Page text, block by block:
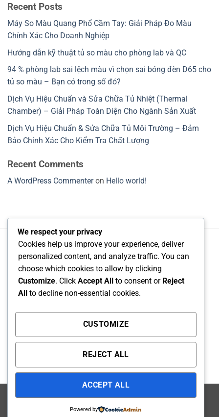
Recent Posts
Máy So Màu Quang Phổ Cầm Tay: Giải Pháp Đo Màu
Chính Xác Cho Doanh Nghiệp
Hướng dẫn kỹ thuật tủ so màu cho phòng lab và QC
94 % phòng lab sai lệch màu vì chọn sai bóng đèn D65 cho
tủ so màu – Bạn có trong số đó?
Dịch Vụ Hiệu Chuẩn và Sửa Chữa Tủ Nhiệt (Thermal
Chamber) – Giải Pháp Toàn Diện Cho Ngành Sản Xuất
Dịch Vụ Hiệu Chuẩn & Sửa Chữa Tủ Môi Trường – Đảm
Bảo Chính Xác Cho Kiểm Tra Chất Lượng
Recent Comments
A WordPress Commenteron Hello world!
Sale Engineer : NGUYỄN VŨ GIA HUY – 090 819 5875
Email báo giá và tư vấn : congnghegiahuy@gmail.com
CÔNG TY TNHH CÔNG NGHỆ DỊCH VỤ GIA HUY
Khu phố Phước Hiệp, Phường Long Phước, TP Hồ Chí
Visa PayPal Stripe MasterCardCash
We respect your privacy
Cookies help us improve your experience, deliver
personalized content, and analyze traffic. You can
choose which cookies to allow by clicking
Customize. Click Accept All to consent or Reject
All to decline non-essential cookies.
CUSTOMIZE
REJECT ALL
ACCEPT ALL
Powered by